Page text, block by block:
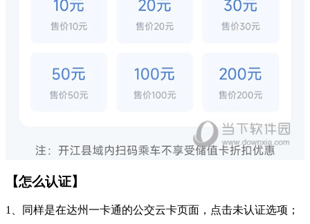
【怎么认证】
1、同样是在达州一卡通的公交云卡页面，点击未认证选项；